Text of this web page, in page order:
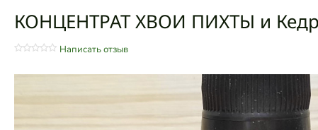
КОНЦЕНТРАТ ХВОИ ПИХТЫ и
Написать отзыв